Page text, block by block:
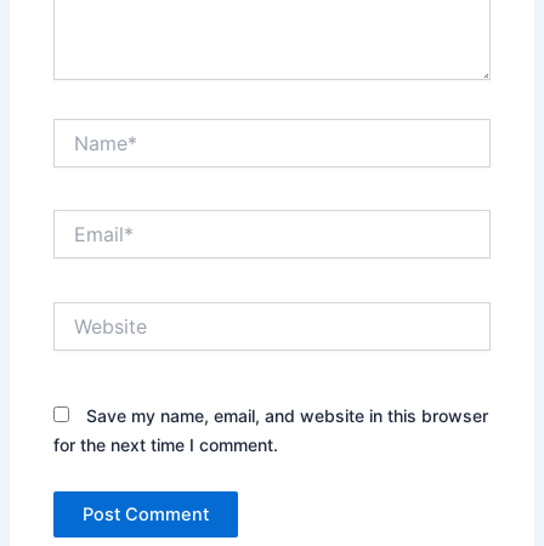
Save my name, email, and website in this browser
for the next time I comment.